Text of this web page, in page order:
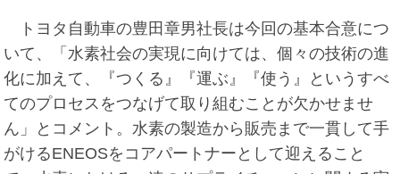
トヨタ自動車の豊田章男社長は今回の基本合意につ
いて、「水素社会の実現に向けては、個々の技術の進
化に加えて、『つくる』『運ぶ』『使う』というすべ
てのプロセスをつなげて取り組むことが欠かせませ
ん」とコメント。水素の製造から販売まで一貫して手
がけるENEOSをコアパートナーとして迎えること